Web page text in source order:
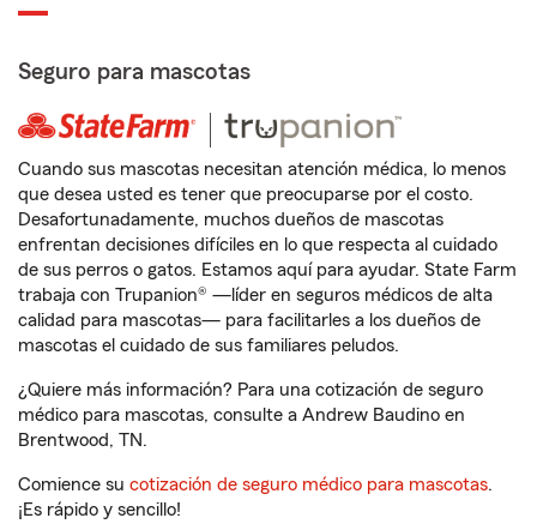
Seguro para mascotas
Cuando sus mascotas necesitan atención médica, lo menos
que desea usted es tener que preocuparse por el costo.
Desafortunadamente, muchos dueños de mascotas
enfrentan decisiones difíciles en lo que respecta al cuidado
de sus perros o gatos. Estamos aquí para ayudar. State Farm
trabaja con Trupanion® —líder en seguros médicos de alta
calidad para mascotas— para facilitarles a los dueños de
mascotas el cuidado de sus familiares peludos.
¿Quiere más información? Para una cotización de seguro
médico para mascotas, consulte a Andrew Baudino en
Brentwood, TN.
Comience su cotización de seguro médico para mascotas.
¡Es rápido y sencillo!